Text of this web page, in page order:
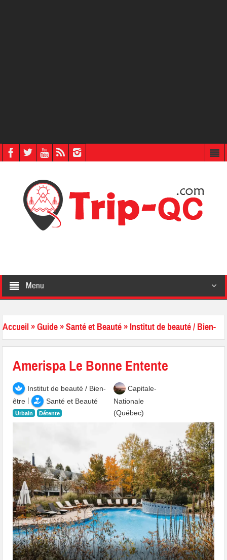
Menu
Accueil»Guide»Santé et Beauté»Institut de beauté / Bien-
Amerispa Le Bonne Entente
Institut de beauté / Bien-
être | Santé et Beauté
Urbain Détente
Capitale-
Nationale
(Québec)